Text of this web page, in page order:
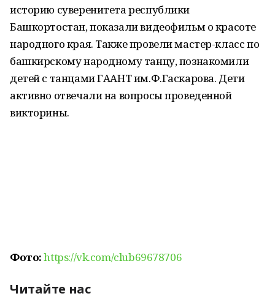
историю суверенитета республики
Башкортостан, показали видеофильм о красоте
народного края. Также провели мастер-класс по
башкирскому народному танцу, познакомили
детей с танцами ГААНТ им.Ф.Гаскарова. Дети
активно отвечали на вопросы проведенной
викторины.
Фото:https://vk.com/club69678706
Читайте нас